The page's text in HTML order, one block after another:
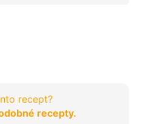
recept?
recepty.